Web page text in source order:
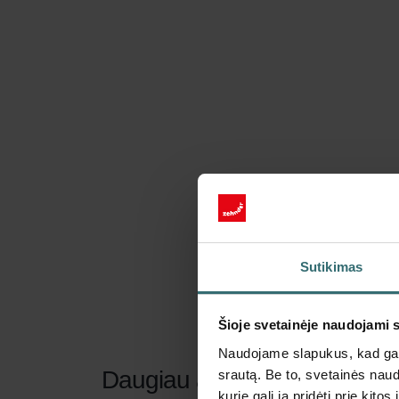
Sutikimas
Šioje svetainėje naudojami
Naudojame slapukus, kad
srautą. Be to, svetainės
kurie gali ją pridėti prie kitos
Daugiau apie mūsų Filtras